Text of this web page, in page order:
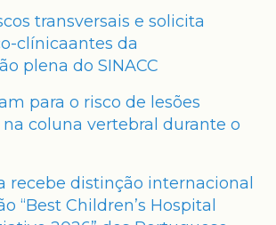
transversais e solicita
clínicaantes da
plena do SINACC
para o risco de lesões
coluna vertebral durante o
recebe distinção internacional
“Best Children’s Hospital